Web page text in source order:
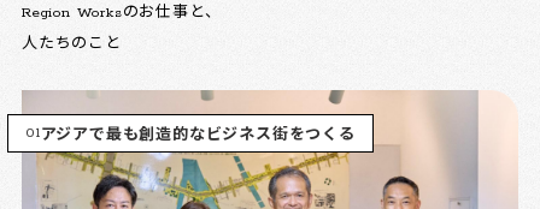
Region Worksのお仕事と、
人たちのこと
01アジアで最も創造的なビジネス街をつくる